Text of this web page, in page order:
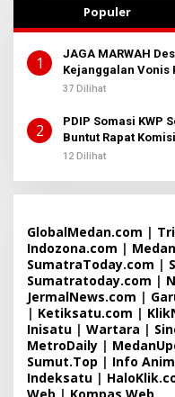
M
N
B
T
Populer
1
JAGA MARWAH
Kejanggalan Vonis
37 Dilihat
2
PDIP Somasi KWP
Buntut Rapat
12 Dilihat
GlobalMedan.com |
Indozona.com |
SumatraToday.com |
Sumatratoday.com |
JermalNews.com |
| Ketiksatu.com |
Inisatu | Wartara |
MetroDaily |
Sumut.Top | Info
Indeksatu |